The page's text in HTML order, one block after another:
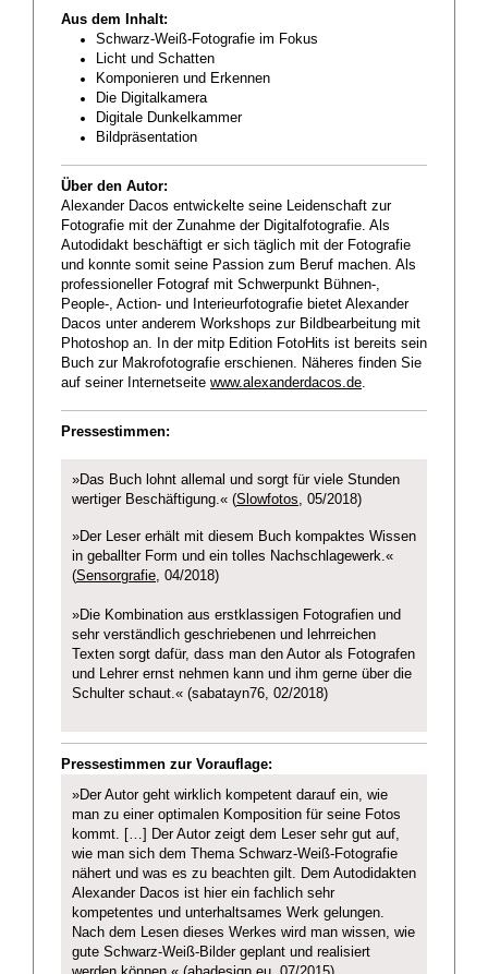
Aus dem Inhalt:
Schwarz-Weiß-Fotografie im Fokus
Licht und Schatten
Komponieren und Erkennen
Die Digitalkamera
Digitale Dunkelkammer
Bildpräsentation
Über den Autor:
Alexander Dacos entwickelte seine Leidenschaft zur
Fotografie mit der Zunahme der Digitalfotografie. Als
Autodidakt beschäftigt er sich täglich mit der Fotografie
und konnte somit seine Passion zum Beruf machen. Als
professioneller Fotograf mit Schwerpunkt Bühnen-,
People-, Action- und Interieurfotografie bietet Alexander
Dacos unter anderem Workshops zur Bildbearbeitung mit
Photoshop an. In der mitp Edition FotoHits ist bereits sein
Buch zur Makrofotografie erschienen. Näheres finden Sie
auf seiner Internetseite www.alexanderdacos.de.
Pressestimmen:
»Das Buch lohnt allemal und sorgt für viele Stunden
wertiger Beschäftigung.« (Slowfotos, 05/2018)
»Der Leser erhält mit diesem Buch kompaktes Wissen
in geballter Form und ein tolles Nachschlagewerk.«
(Sensorgrafie, 04/2018)
»Die Kombination aus erstklassigen Fotografien und
sehr verständlich geschriebenen und lehrreichen
Texten sorgt dafür, dass man den Autor als Fotografen
und Lehrer ernst nehmen kann und ihm gerne über die
Schulter schaut.« (sabatayn76, 02/2018)
Pressestimmen zur Vorauflage:
»Der Autor geht wirklich kompetent darauf ein, wie
man zu einer optimalen Komposition für seine Fotos
kommt. […] Der Autor zeigt dem Leser sehr gut auf,
wie man sich dem Thema Schwarz-Weiß-Fotografie
nähert und was es zu beachten gilt. Dem Autodidakten
Alexander Dacos ist hier ein fachlich sehr
kompetentes und unterhaltsames Werk gelungen.
Nach dem Lesen dieses Werkes wird man wissen, wie
gute Schwarz-Weiß-Bilder geplant und realisiert